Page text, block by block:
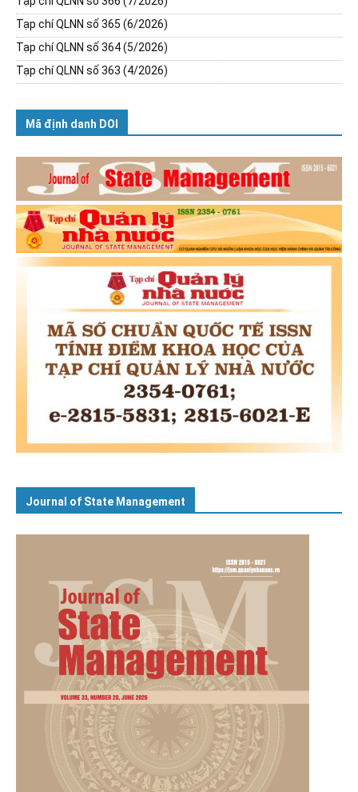
Tạp chí QLNN số 365 (6/2026)
Tạp chí QLNN số 364 (5/2026)
Tạp chí QLNN số 363 (4/2026)
Mã định danh DOI
Journal of State Management